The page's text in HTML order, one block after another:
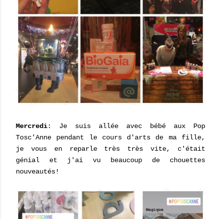
Mercredi: Je suis allée avec bébé aux Pop
Tosc'Anne pendant le cours d'arts de ma fille,
je vous en reparle très très vite, c'était
génial et j'ai vu beaucoup de chouettes
nouveautés!